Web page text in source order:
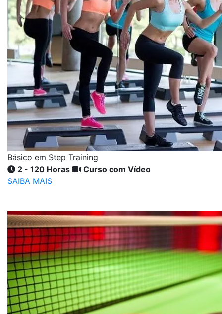
Básico em Step Training
2 - 120 Horas
Curso com Vídeo
SAIBA MAIS